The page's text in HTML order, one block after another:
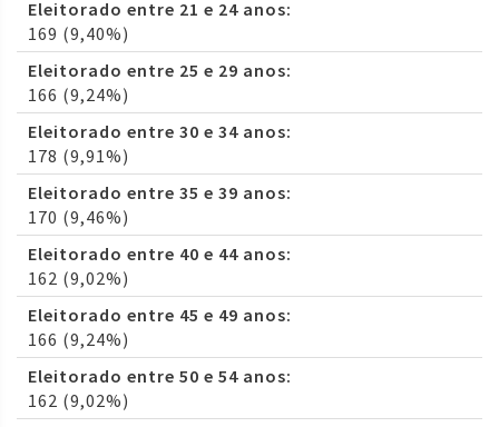
Eleitorado entre 21 e 24 anos:
169 (9,40%)
Eleitorado entre 25 e 29 anos:
166 (9,24%)
Eleitorado entre 30 e 34 anos:
178 (9,91%)
Eleitorado entre 35 e 39 anos:
170 (9,46%)
Eleitorado entre 40 e 44 anos:
162 (9,02%)
Eleitorado entre 45 e 49 anos:
166 (9,24%)
Eleitorado entre 50 e 54 anos:
162 (9,02%)